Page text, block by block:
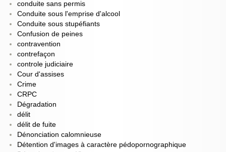
conduite sans permis
Conduite sous l'emprise d'alcool
Conduite sous stupéfiants
Confusion de peines
contravention
contrefaçon
controle judiciaire
Cour d'assises
Crime
CRPC
Dégradation
délit
délit de fuite
Dénonciation calomnieuse
Détention d'images à caractère pédopornographique